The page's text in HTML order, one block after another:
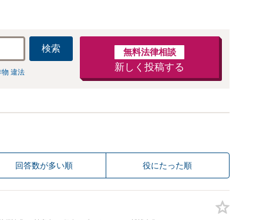
検索
物 違法
無料法律相談
新しく投稿する
回答数が多い順 役にたった順